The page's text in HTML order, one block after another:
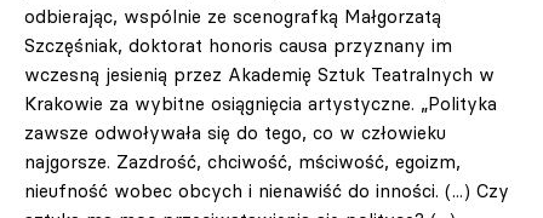
odbierając, wspólnie ze scenografką Małgorzatą
Szczęśniak, doktorat honoris causa przyznany im
wczesną jesienią przez Akademię Sztuk Teatralnych w
Krakowie za wybitne osiągnięcia artystyczne. „Polityka
zawsze odwoływała się do tego, co w człowieku
najgorsze. Zazdrość, chciwość, mściwość, egoizm,
nieufność wobec obcych i nienawiść do inności. (...) Czy